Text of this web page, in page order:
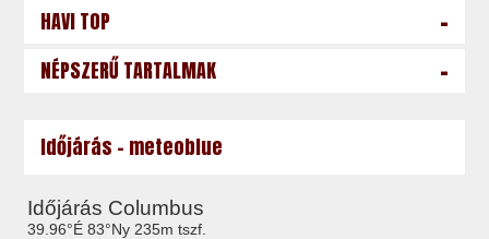
HAVI TOP -
NÉPSZERŰ TARTALMAK -
Időjárás - meteoblue